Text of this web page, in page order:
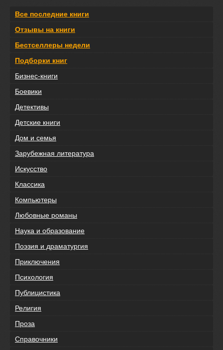
Все последние книги
Отзывы на книги
Бестселлеры недели
Подборки книг
Бизнес-книги
Боевики
Детективы
Детские книги
Дом и семья
Зарубежная литература
Искусство
Классика
Компьютеры
Любовные романы
Наука и образование
Поэзия и драматургия
Приключения
Психология
Публицистика
Религия
Проза
Справочники